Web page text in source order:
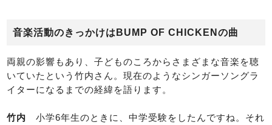
音楽活動のきっかけはBUMP OF CHICKENの曲
両親の影響もあり、子どものころからさまざまな音楽を聴
いていたという竹内さん。現在のようなシンガーソングラ
イターになるまでの経緯を語ります。
竹内 小学6年生のときに、中学受験をしたんですね。それ